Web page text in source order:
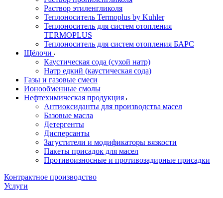
Раствор этиленгликоля
Теплоноситель Termoplus by Kuhler
Теплоноситель для систем отопления
TERMOPLUS
Теплоноситель для систем отопления БАРС
Щёлочи
Каустическая сода (сухой натр)
Натр едкий (каустическая сода)
Газы и газовые смеси
Ионообменные смолы
Нефтехимическая продукция
Антиоксиданты для производства масел
Базовые масла
Детергенты
Дисперсанты
Загустители и модификаторы вязкости
Пакеты присадок для масел
Противоизносные и противозадирные присадки
Контрактное производство
Услуги